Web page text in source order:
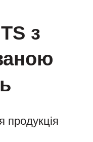
з
продукція